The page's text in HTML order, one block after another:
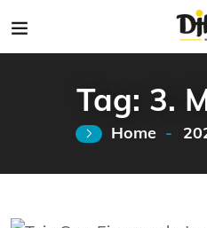
Tag: 3.
Home